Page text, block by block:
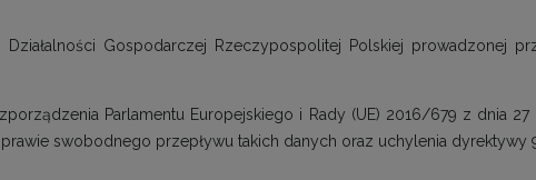
Gospodarczej Rzeczypospolitej Polskiej prowadzonej
Parlamentu Europejskiego i Rady (UE) 2016/679 z dnia
swobodnego przepływu takich danych oraz uchylenia dyrektywy